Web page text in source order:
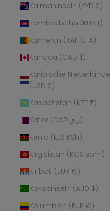
Kaimaninseln (KYD $)
Kambodscha (KHR ៛)
Kamerun (XAF CFA)
Kanada (CAD $)
Karibische Niederlande
(USD $)
Kasachstan (KZT ₸)
Katar (QAR ر.ق)
Kenia (KES KSh)
Kirgisistan (KGS som)
Kiribati (EUR €)
Kokosinseln (AUD $)
Kolumbien (EUR €)